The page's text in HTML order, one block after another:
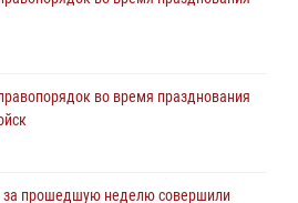
во время празднования
за прошедшую неделю совершили